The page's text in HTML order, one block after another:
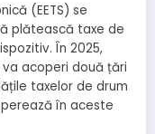
(EETS) se
plătească taxe de
În 2025,
acoperi două țări
taxelor de drum
în aceste